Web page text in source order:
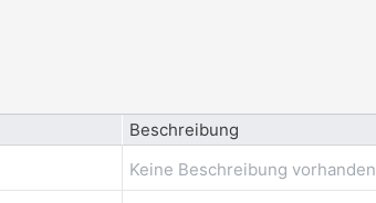
Beschreibung
Keine Beschreibung vorhanden